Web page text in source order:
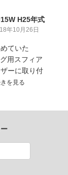
H25年式
年10月26日
ていた
用スフィア
ーに取り付
を見る